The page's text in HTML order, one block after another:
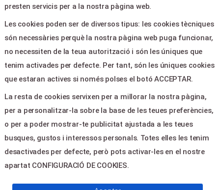
Ayuda
Aviso legal
Política de privacitat
Contactar
CONTACTE
Plaza de la Constitucion,5 -
Guardamar del Segura 03140
culturaguardamar@gmail.com
965728610
Servientradas
presten servicis per a la nostra pàgina web.
Les cookies poden ser de diversos tipus: les cookies tècniques
són necessàries perquè la nostra pàgina web puga funcionar,
no necessiten de la teua autorització i són les úniques que
tenim activades per defecte. Per tant, són les úniques cookies
que estaran actives si només polses el botó ACCEPTAR.
La resta de cookies servixen per a millorar la nostra pàgina,
per a personalitzar-la sobre la base de les teues preferències,
o per a poder mostrar-te publicitat ajustada a les teues
busques, gustos i interessos personals. Totes elles les tenim
desactivades per defecte, però pots activar-les en el nostre
apartat CONFIGURACIÓ DE COOKIES.